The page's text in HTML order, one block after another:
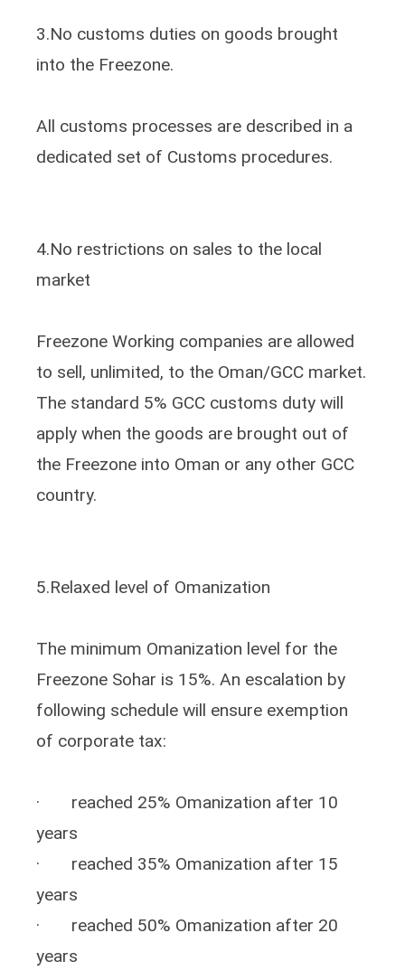
3.No customs duties on goods brought
into the Freezone.
All customs processes are described in a
dedicated set of Customs procedures.
4.No restrictions on sales to the local
market
Freezone Working companies are allowed
to sell, unlimited, to the Oman/GCC market.
The standard 5% GCC customs duty will
apply when the goods are brought out of
the Freezone into Oman or any other GCC
country.
5.Relaxed level of Omanization
The minimum Omanization level for the
Freezone Sohar is 15%. An escalation by
following schedule will ensure exemption
of corporate tax:
· reached 25% Omanization after 10
years
· reached 35% Omanization after 15
years
· reached 50% Omanization after 20
years